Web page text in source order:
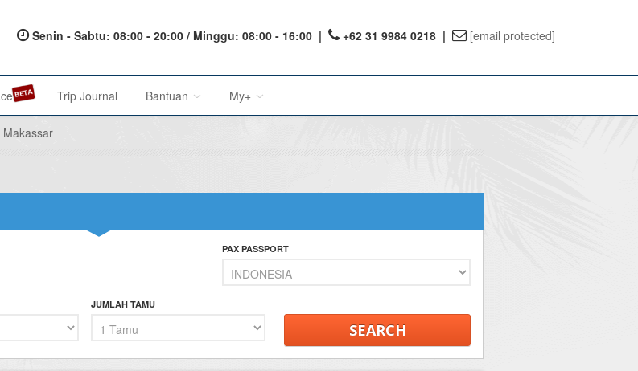
Senin - Sabtu: 08:00 - 20:00 / Minggu: 08:00 - 16:00 | +62 31 9984 0218 | [email protected]
Trip Journal Bantuan
Terms of Service
My+
Affiliate Reward
PAX PASSPORT
JUMLAH TAMU